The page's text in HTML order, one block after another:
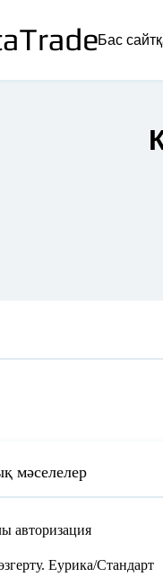
Бас
мәселелер
авторизация
Еурика/Стандарт